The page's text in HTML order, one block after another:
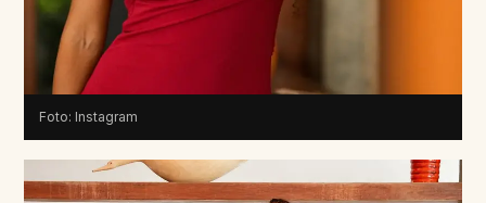
Foto: Instagram